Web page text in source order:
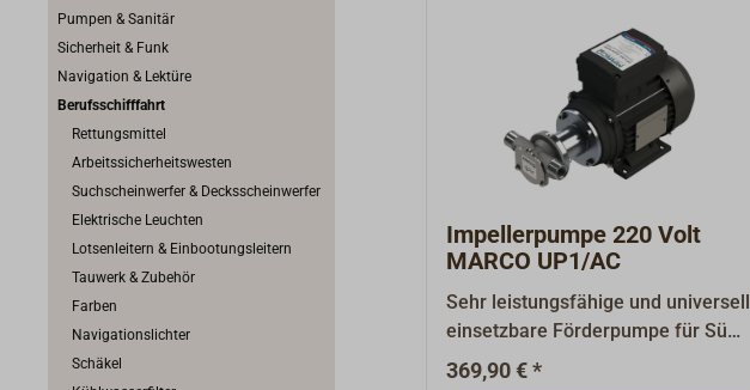
Pumpen & Sanitär
Sicherheit & Funk
Navigation & Lektüre
Berufsschifffahrt
Rettungsmittel
Arbeitssicherheitswesten
Suchscheinwerfer & Decksscheinwerfer
Elektrische Leuchten
Lotsenleitern & Einbootungsleitern
Tauwerk & Zubehör
Farben
Navigationslichter
Schäkel
Impellerpumpe 220 Volt
MARCO UP1/AC
Sehr leistungsfähige und universell
einsetzbare Förderpumpe für Süß-
und Seewasser (auch mit kleinen
369,90 € *